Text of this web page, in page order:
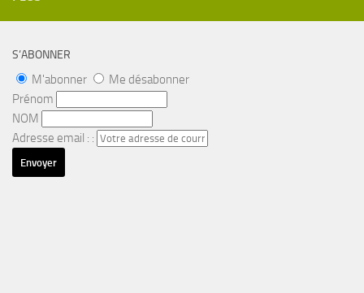
S’ABONNER
M'abonner
Me désabonner
Prénom
NOM
Adresse email : :